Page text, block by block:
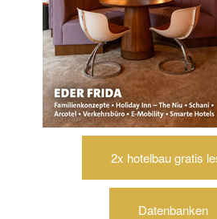
2x hotelbau gratis
Datenbanken